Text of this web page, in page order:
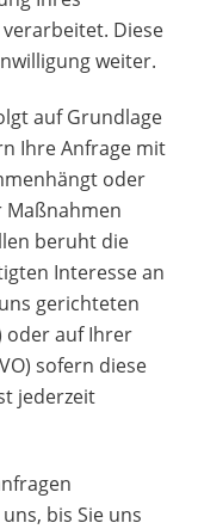
Diese
weiter.
auf Grundlage
Ihre Anfrage mit
oder
beruht die
Interesse an
gerichteten
oder auf Ihrer
sofern diese
jederzeit
bis Sie uns